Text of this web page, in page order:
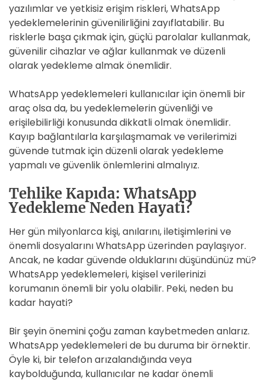
yazılımlar ve yetkisiz erişim riskleri, WhatsApp
yedeklemelerinin güvenilirliğini zayıflatabilir. Bu
risklerle başa çıkmak için, güçlü parolalar kullanmak,
güvenilir cihazlar ve ağlar kullanmak ve düzenli
olarak yedekleme almak önemlidir.
WhatsApp yedeklemeleri kullanıcılar için önemli bir
araç olsa da, bu yedeklemelerin güvenliği ve
erişilebilirliği konusunda dikkatli olmak önemlidir.
Kayıp bağlantılarla karşılaşmamak ve verilerimizi
güvende tutmak için düzenli olarak yedekleme
yapmalı ve güvenlik önlemlerini almalıyız.
Tehlike Kapıda: WhatsApp
Yedekleme Neden Hayati?
Her gün milyonlarca kişi, anılarını, iletişimlerini ve
önemli dosyalarını WhatsApp üzerinden paylaşıyor.
Ancak, ne kadar güvende olduklarını düşündünüz mü?
WhatsApp yedeklemeleri, kişisel verilerinizi
korumanın önemli bir yolu olabilir. Peki, neden bu
kadar hayati?
Bir şeyin önemini çoğu zaman kaybetmeden anlarız.
WhatsApp yedeklemeleri de bu duruma bir örnektir.
Öyle ki, bir telefon arızalandığında veya
kaybolduğunda, kullanıcılar ne kadar önemli